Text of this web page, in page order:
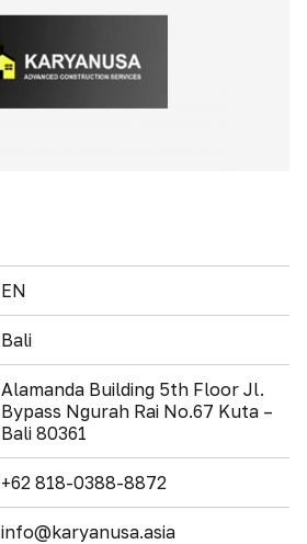
EN
Bali
Alamanda Building 5th Floor Jl.
Bypass Ngurah Rai No.67 Kuta –
Bali 80361
+62 818-0388-8872
info@karyanusa.asia